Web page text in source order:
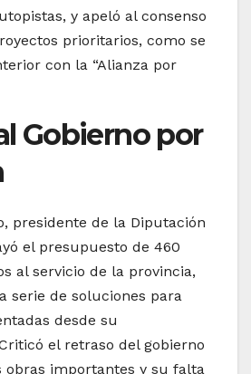
y apeló al consenso
prioritarios, como se
con la “Alianza por
Gobierno por
presidente de la Diputación
el presupuesto de 460
al servicio de la provincia,
serie de soluciones para
desde su
el retraso del gobierno
obras importantes y su falta